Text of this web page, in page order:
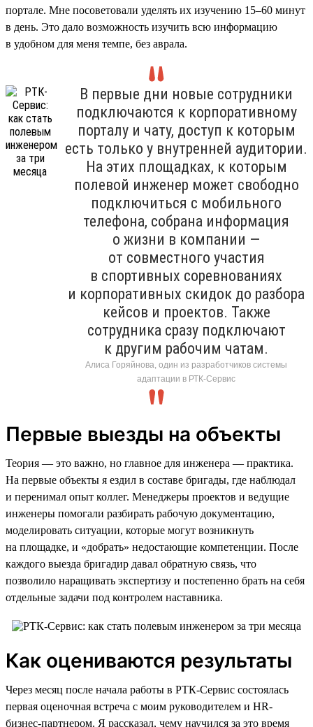
портале. Мне посоветовали уделять их изучению 15–60 минут
в день. Это дало возможность изучить всю информацию
в удобном для меня темпе, без аврала.
В первые дни новые сотрудники
подключаются к корпоративному
порталу и чату, доступ к которым
есть только у внутренней аудитории.
На этих площадках, к которым
полевой инженер может свободно
подключиться с мобильного
телефона, собрана информация
о жизни в компании —
от совместного участия
в спортивных соревнованиях
и корпоративных скидок до разбора
кейсов и проектов. Также
сотрудника сразу подключают
к другим рабочим чатам.
Алиса Горяйнова, один из разработчиков системы
адаптации в РТК-Сервис
Первые выезды на объекты
Теория — это важно, но главное для инженера — практика.
На первые объекты я ездил в составе бригады, где наблюдал
и перенимал опыт коллег. Менеджеры проектов и ведущие
инженеры помогали разбирать рабочую документацию,
моделировать ситуации, которые могут возникнуть
на площадке, и «добрать» недостающие компетенции. После
каждого выезда бригадир давал обратную связь, что
позволило наращивать экспертизу и постепенно брать на себя
отдельные задачи под контролем наставника.
Как оцениваются результаты
Через месяц после начала работы в РТК-Сервис состоялась
первая оценочная встреча с моим руководителем и HR-
бизнес-партнером. Я рассказал, чему научился за это время